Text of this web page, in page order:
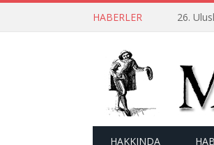
HABERLER 26.
HAKKINDA